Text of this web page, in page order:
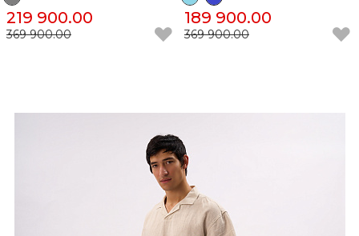
219 900.00
369 900.00
189 900.00
369 900.00